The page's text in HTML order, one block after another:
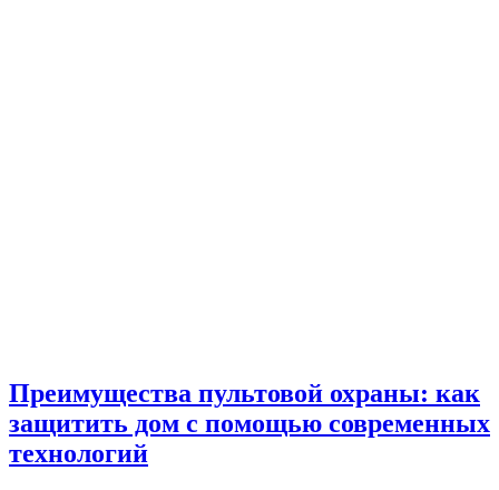
Преимущества пультовой охраны: как
защитить дом с помощью современных
технологий